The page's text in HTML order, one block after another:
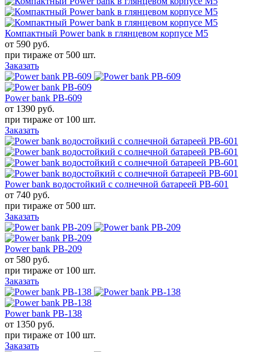
Компактный Power bank в глянцевом корпусе М5
от 590 руб.
при тираже от 500 шт.
Заказать
Power bank PB-609
от 1390 руб.
при тираже от 100 шт.
Заказать
Power bank водостойкий с солнечной батареей PB-601
от 740 руб.
при тираже от 500 шт.
Заказать
Power bank PB-209
от 580 руб.
при тираже от 100 шт.
Заказать
Power bank PB-138
от 1350 руб.
при тираже от 100 шт.
Заказать